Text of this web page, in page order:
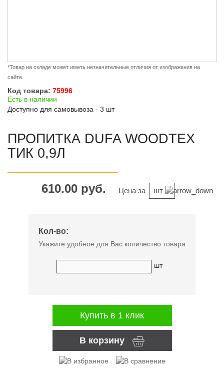
*Товар на складе может иметь незначительные отличия от изображения на
сайте.
Код товара: 75996
Есть в наличии
Доступно для самовывоза - 3 шт
ПРОПИТКА DUFA WOODTEX
ТИК 0,9Л
610.00 руб. Цена за шт
Кол-во:
Укажите удобное для Вас количество товара
шт
В корзину
Купить в 1 клик